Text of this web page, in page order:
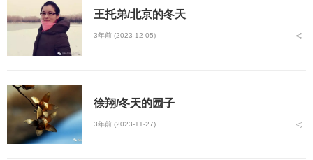
王托弟/北京的冬天
3年前 (2023-12-05)
徐翔/冬天的园子
3年前 (2023-11-27)